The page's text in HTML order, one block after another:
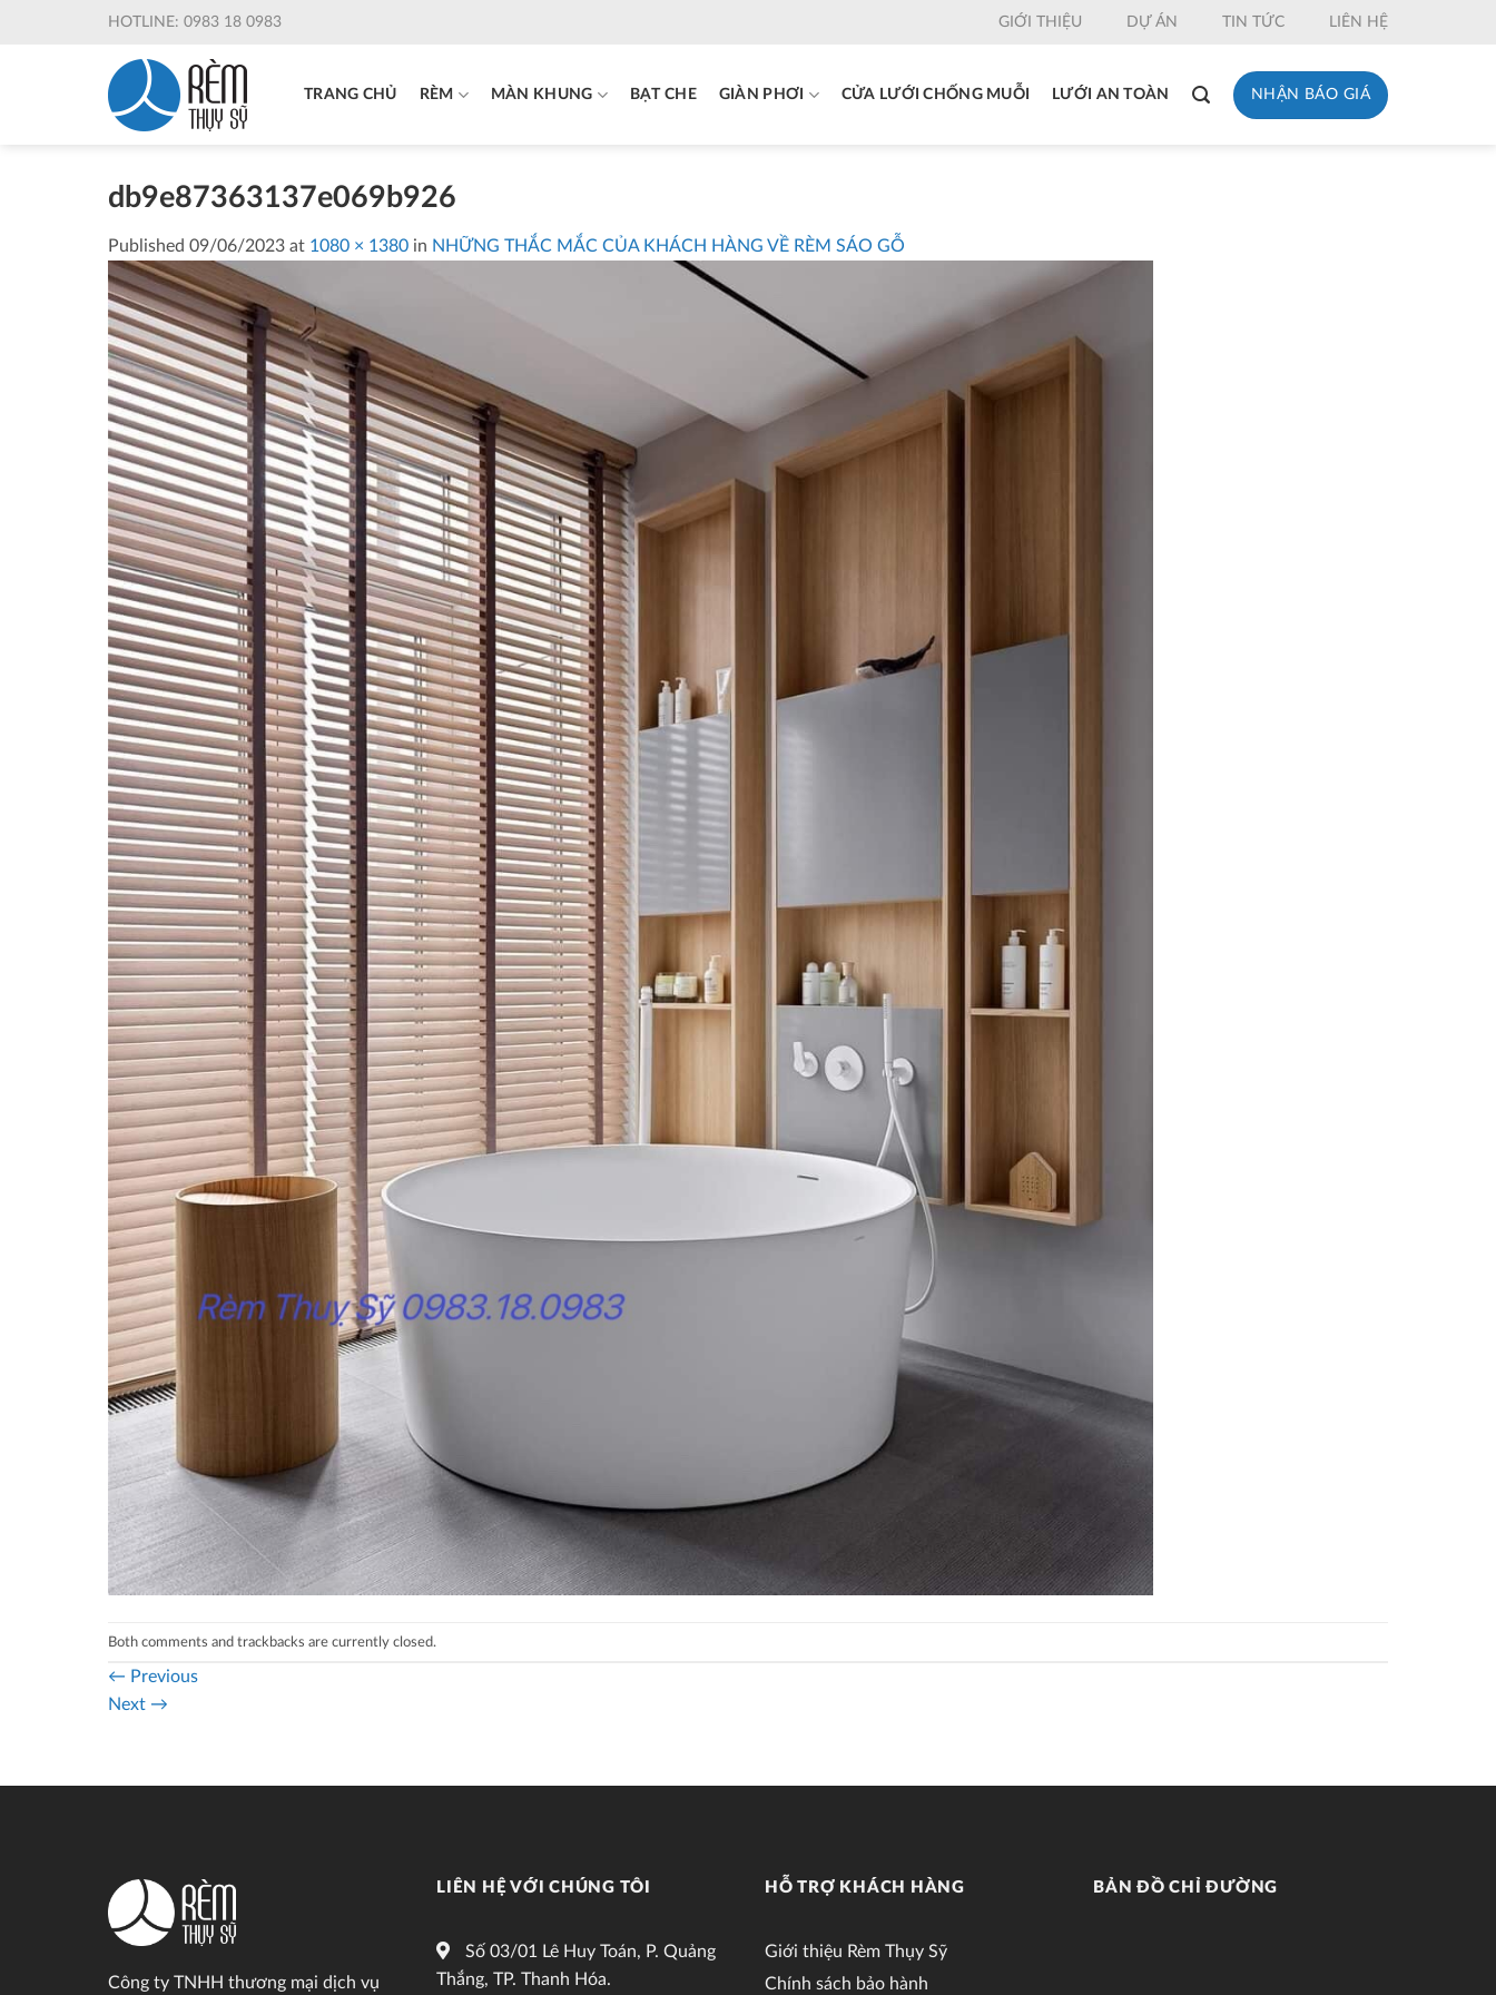
HOTLINE: 0983 18 0983 GIỚI THIỆU DỰ ÁN TIN TỨC LIÊN HỆ
TRANG CHỦ RÈM MÀN KHUNG BẠT CHE GIÀN PHƠI CỬA LƯỚI CHỐNG MUỖI LƯỚI AN TOÀN NHẬN BÁO GIÁ
db9e87363137e069b926
Published 09/06/2023 at 1080 × 1380 in NHỮNG THẮC MẮC CỦA KHÁCH HÀNG VỀ RÈM SÁO GỖ
Both comments and trackbacks are currently closed.
← Previous
Next →
Công ty TNHH thương mại dịch vụ
LIÊN HỆ VỚI CHÚNG TÔI
Số 03/01 Lê Huy Toán, P. Quảng
Thắng, TP. Thanh Hóa.
HỖ TRỢ KHÁCH HÀNG
Giới thiệu Rèm Thụy Sỹ
Chính sách bảo hành
BẢN ĐỒ CHỈ ĐƯỜNG